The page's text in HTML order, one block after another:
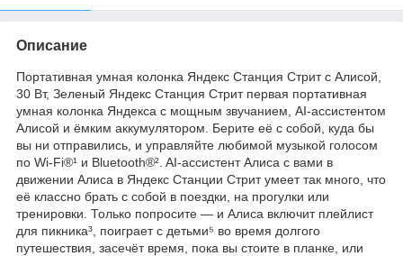
Описание
Портативная умная колонка Яндекс Станция Стрит с Алисой,
30 Вт, Зеленый Яндекс Станция Стрит первая портативная
умная колонка Яндекса с мощным звучанием, AI-ассистентом
Алисой и ёмким аккумулятором. Берите её с собой, куда бы
вы ни отправились, и управляйте любимой музыкой голосом
по Wi-Fi®︎¹ и Bluetooth®︎². AI-ассистент Алиса с вами в
движении Алиса в Яндекс Станции Стрит умеет так много, что
её классно брать с собой в поездки, на прогулки или
тренировки. Только попросите — и Алиса включит плейлист
для пикника³, поиграет с детьми⁵ во время долгого
путешествия, засечёт время, пока вы стоите в планке, или